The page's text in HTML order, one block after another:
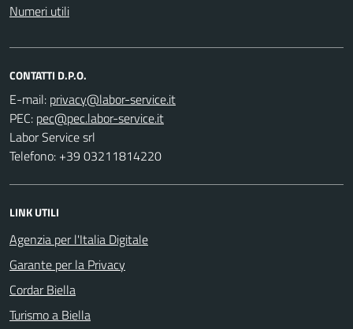
Numeri utili
CONTATTI D.P.O.
E-mail:
PEC:
Labor Service srl
Telefono: +39 03211814220
LINK UTILI
Agenzia per l'Italia Digitale
Garante per la Privacy
Cordar Biella
Turismo a Biella